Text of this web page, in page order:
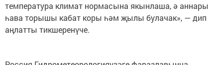
температура климат нормасына якынлаша, ә аннары
һава торышы кабат коры һәм җылы булачак», — дип
аңлатты тикшеренүче.